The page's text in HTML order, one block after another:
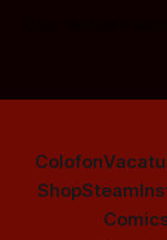
Colofon
ShopSteam